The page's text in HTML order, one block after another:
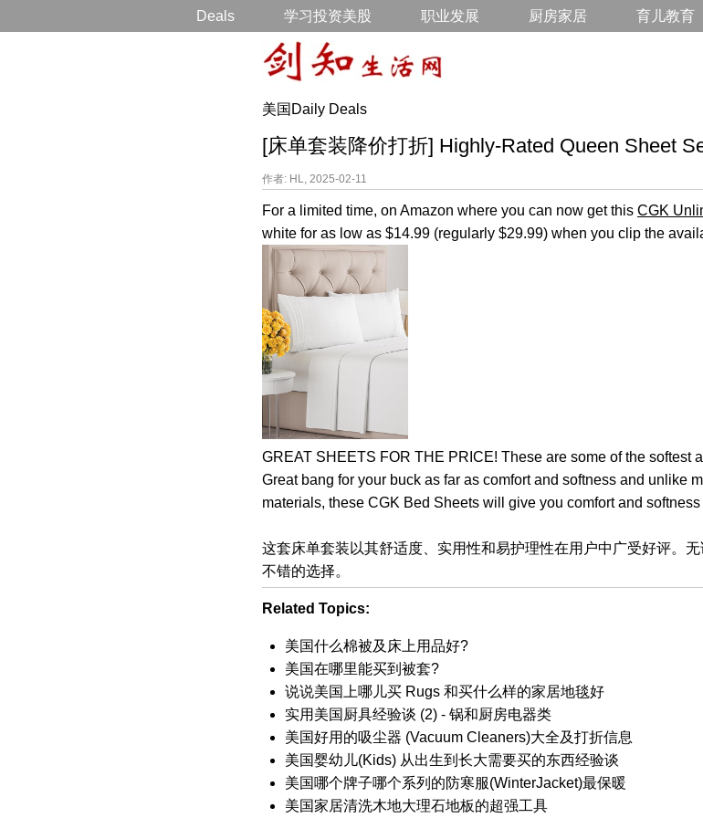
Deals 学习投资美股 职业发展 厨房家居 育儿教育
美国Daily Deals
[床单套装降价打折] Highly-Rated Queen Sheet
作者: HL, 2025-02-11
For a limited time, on Amazon where you can now get this CGK
white for as low as $14.99 (regularly $29.99) when you clip the
GREAT SHEETS FOR THE PRICE! These are some of the softest
Great bang for your buck as far as comfort and softness and unlike
materials, these CGK Bed Sheets will give you comfort and
这套床单套装以其舒适度、实用性和易护理性在用户中广受好评。
不错的选择。
Related Topics:
美国什么棉被及床上用品好?
美国在哪里能买到被套?
说说美国上哪儿买 Rugs 和买什么样的家居地毯好
实用美国厨具经验谈 (2) - 锅和厨房电器类
美国好用的吸尘器 (Vacuum Cleaners)大全及打折信息
美国婴幼儿(Kids) 从出生到长大需要买的东西经验谈
美国哪个牌子哪个系列的防寒服(WinterJacket)最保暖
美国家居清洗木地大理石地板的超强工具